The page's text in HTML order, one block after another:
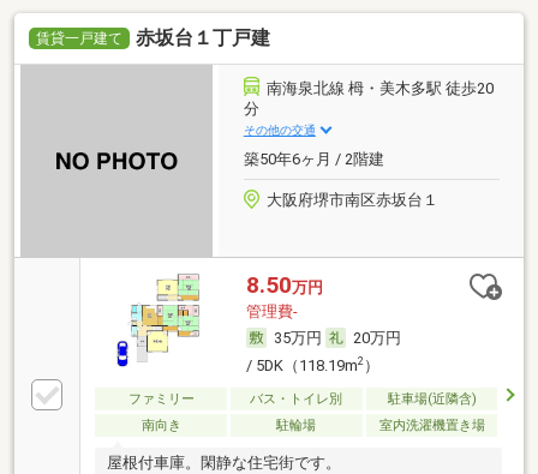
賃貸一戸建て 赤坂台１丁戸建
南海泉北線 栂・美木多駅 徒歩20
分
その他の交通
築50年6ヶ月 / 2階建
大阪府堺市南区赤坂台１
8.50万円
管理費-
35万円
20万円
/ 5DK（118.19m2）
ファミリー バス・トイレ別
駐車場(近隣含)
南向き
駐輪場 室内洗濯機置き場
屋根付車庫。閑静な住宅街です。